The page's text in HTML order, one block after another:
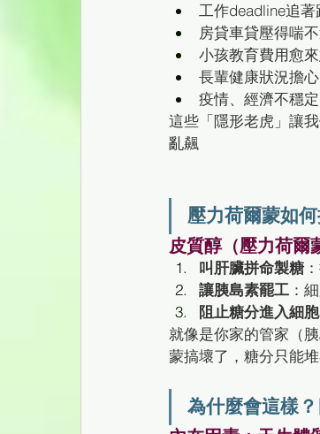
工作deadline追著
房貸車貸壓得喘
小孩教育費用愈
長輩健康狀況擔心
疫情、經濟不穩
這些「隱形老虎」讓
亂飆
壓力荷爾蒙如
皮質醇（壓力荷爾
叫肝臟拼命製糖
讓胰島素罷工 ：
阻止糖分進入細胞
就像是你家的管家（
蒙搞壞了，糖分只能
為什麼會這樣